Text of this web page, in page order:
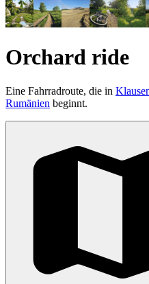
Orchard ride
Eine Fahrradroute, die in
Rumänien beginnt.